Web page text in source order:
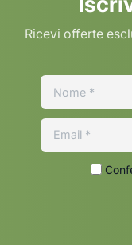
Ricevi offerte